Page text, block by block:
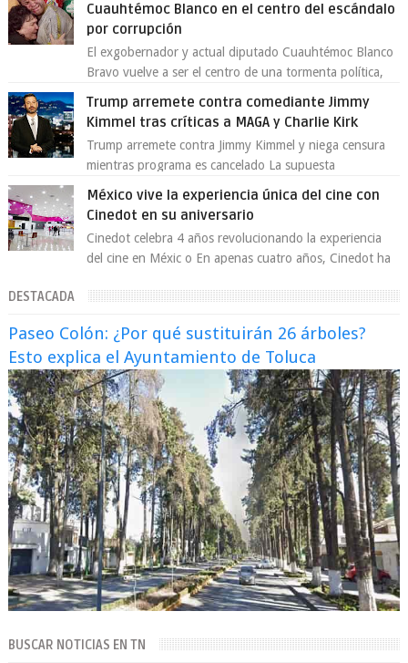
Cuauhtémoc Blanco en el centro del escándalo
por corrupción
El exgobernador y actual diputado Cuauhtémoc Blanco
Bravo vuelve a ser el centro de una tormenta política,
Trump arremete contra comediante Jimmy
Kimmel tras críticas a MAGA y Charlie Kirk
Trump arremete contra Jimmy Kimmel y niega censura
mientras programa es cancelado La supuesta
México vive la experiencia única del cine con
Cinedot en su aniversario
Cinedot celebra 4 años revolucionando la experiencia
del cine en Méxic o En apenas cuatro años, Cinedot ha
DESTACADA
Paseo Colón: ¿Por qué sustituirán 26 árboles?
Esto explica el Ayuntamiento de Toluca
BUSCAR NOTICIAS EN TN